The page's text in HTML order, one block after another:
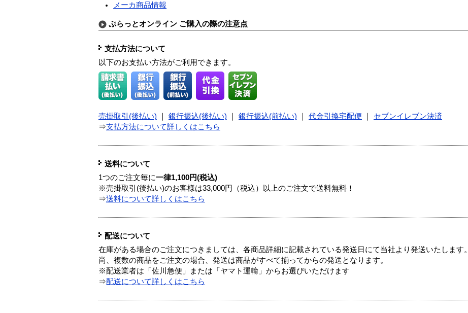
メーカ商品情報
ぷらっとオンライン ご購入の際の注意点
支払方法について
以下のお支払い方法がご利用できます。
売掛取引(後払い) 銀行振込(後払い) 銀行振込(前払い) 代金引換宅配便
セブンイレブン決済
⇒支払方法について詳しくはこちら
送料について
1つのご注文毎に一律1,100円(税込)
※売掛取引(後払い)のお客様は33,000円（税込）以上のご注文で送料無料！
⇒送料について詳しくはこちら
配送について
在庫がある場合のご注文につきましては、各商品詳細に記載されている発送日にて当社より発送いたします。
尚、複数の商品をご注文の場合、発送は商品がすべて揃ってからの発送となります。
※配送業者は「佐川急便」または「ヤマト運輸」からお選びいただけます
⇒配送について詳しくはこちら